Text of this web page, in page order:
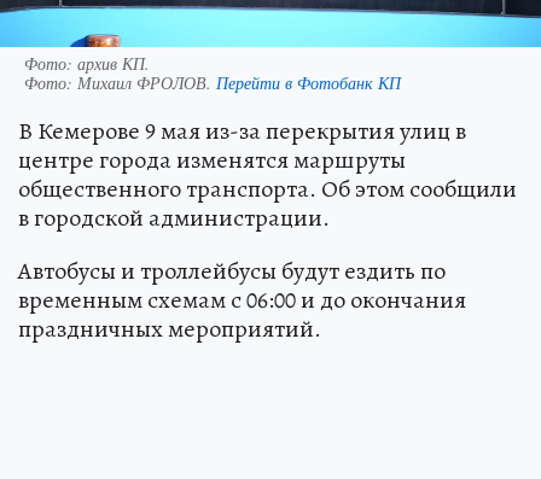
Фото: архив КП.
Фото: Михаил ФРОЛОВ. Перейти в Фотобанк КП
В Кемерове 9 мая из-за перекрытия улиц в
центре города изменятся маршруты
общественного транспорта. Об этом сообщили
в городской администрации.
Автобусы и троллейбусы будут ездить по
временным схемам с 06:00 и до окончания
праздничных мероприятий.